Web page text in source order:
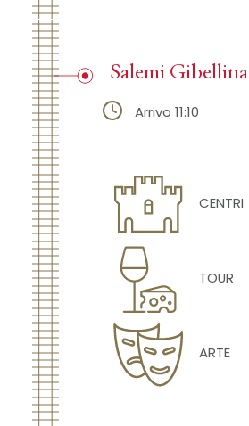
CENTRI
TOUR
ARTE
Salemi Gibellina
Arrivo 11:10